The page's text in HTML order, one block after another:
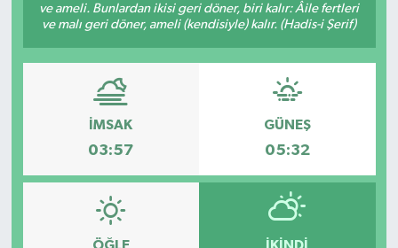
ve ameli. Bunlardan ikisi geri döner, biri kalır: Âile fertleri
ve malı geri döner, ameli (kendisiyle) kalır. (Hadis-i Şerif)
İMSAK
03:57
GÜNEŞ
05:32